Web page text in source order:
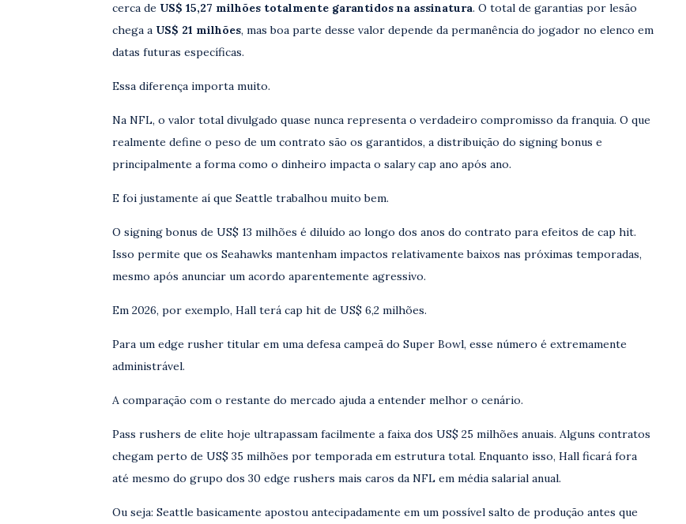
cerca de US$ 15,27 milhões totalmente garantidos na assinatura. O total de garantias por lesão
chega a US$ 21 milhões, mas boa parte desse valor depende da permanência do jogador no elenco em
datas futuras específicas.
Essa diferença importa muito.
Na NFL, o valor total divulgado quase nunca representa o verdadeiro compromisso da franquia. O que
realmente define o peso de um contrato são os garantidos, a distribuição do signing bonus e
principalmente a forma como o dinheiro impacta o salary cap ano após ano.
E foi justamente aí que Seattle trabalhou muito bem.
O signing bonus de US$ 13 milhões é diluído ao longo dos anos do contrato para efeitos de cap hit.
Isso permite que os Seahawks mantenham impactos relativamente baixos nas próximas temporadas,
mesmo após anunciar um acordo aparentemente agressivo.
Em 2026, por exemplo, Hall terá cap hit de US$ 6,2 milhões.
Para um edge rusher titular em uma defesa campeã do Super Bowl, esse número é extremamente
administrável.
A comparação com o restante do mercado ajuda a entender melhor o cenário.
Pass rushers de elite hoje ultrapassam facilmente a faixa dos US$ 25 milhões anuais. Alguns contratos
chegam perto de US$ 35 milhões por temporada em estrutura total. Enquanto isso, Hall ficará fora
até mesmo do grupo dos 30 edge rushers mais caros da NFL em média salarial anual.
Ou seja: Seattle basicamente apostou antecipadamente em um possível salto de produção antes que